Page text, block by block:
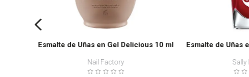
Esmalte de Uñas en Gel Delicious 10 ml
Nail Factory
Esmalte de Uñas
Sally